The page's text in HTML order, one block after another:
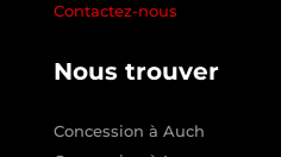
Contactez-nous
Nous trouver
Concession à Auch